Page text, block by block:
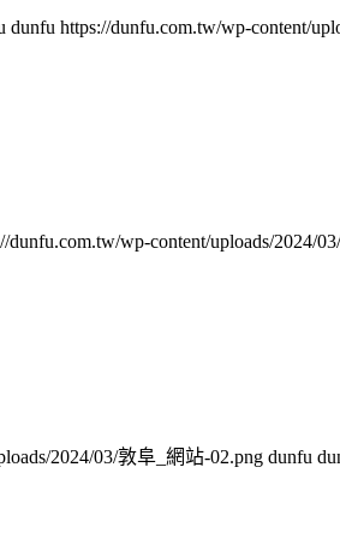
dunfu https://dunfu.com.tw/wp-content/
dunfu.com.tw/wp-content/uploads/2024/
2024/03/敦阜_網站-02.png dunfu